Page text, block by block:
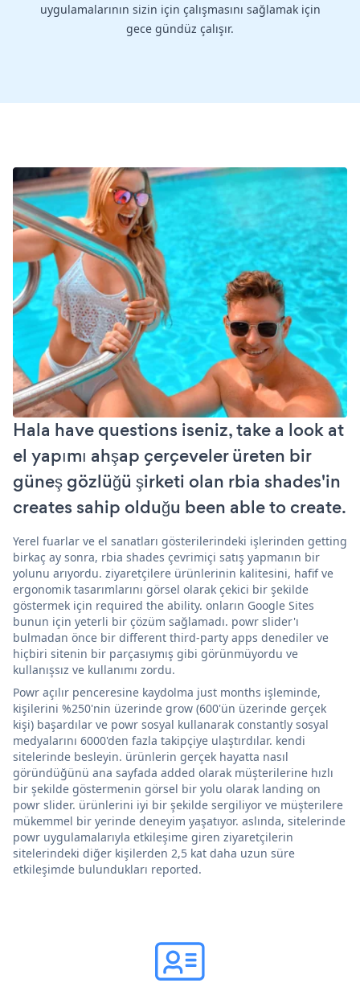
uygulamalarının sizin için çalışmasını sağlamak için
gece gündüz çalışır.
Hala have questions iseniz, take a look at
el yapımı ahşap çerçeveler üreten bir
güneş gözlüğü şirketi olan rbia shades'in
creates sahip olduğu been able to create.
Yerel fuarlar ve el sanatları gösterilerindeki işlerinden getting
birkaç ay sonra, rbia shades çevrimiçi satış yapmanın bir
yolunu arıyordu. ziyaretçilere ürünlerinin kalitesini, hafif ve
ergonomik tasarımlarını görsel olarak çekici bir şekilde
göstermek için required the ability. onların Google Sites
bunun için yeterli bir çözüm sağlamadı. powr slider'ı
bulmadan önce bir different third-party apps denediler ve
hiçbiri sitenin bir parçasıymış gibi görünmüyordu ve
kullanışsız ve kullanımı zordu.
Powr açılır penceresine kaydolma just months işleminde,
kişilerini %250'nin üzerinde grow (600'ün üzerinde gerçek
kişi) başardılar ve powr sosyal kullanarak constantly sosyal
medyalarını 6000'den fazla takipçiye ulaştırdılar. kendi
sitelerinde besleyin. ürünlerin gerçek hayatta nasıl
göründüğünü ana sayfada added olarak müşterilerine hızlı
bir şekilde göstermenin görsel bir yolu olarak landing on
powr slider. ürünlerini iyi bir şekilde sergiliyor ve müşterilere
mükemmel bir yerinde deneyim yaşatıyor. aslında, sitelerinde
powr uygulamalarıyla etkileşime giren ziyaretçilerin
sitelerindeki diğer kişilerden 2,5 kat daha uzun süre
etkileşimde bulundukları reported.